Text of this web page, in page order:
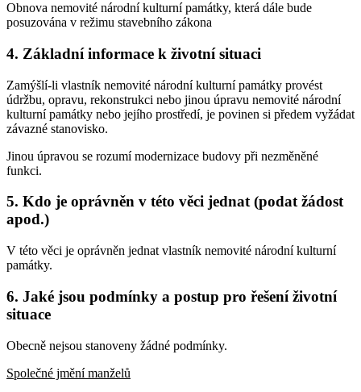
Obnova nemovité národní kulturní památky, která dále bude
posuzována v režimu stavebního zákona
4. Základní informace k životní situaci
Zamýšlí-li vlastník nemovité národní kulturní památky provést
údržbu, opravu, rekonstrukci nebo jinou úpravu nemovité národní
kulturní památky nebo jejího prostředí, je povinen si předem vyžádat
závazné stanovisko.
Jinou úpravou se rozumí modernizace budovy při nezměněné
funkci.
5. Kdo je oprávněn v této věci jednat (podat žádost
apod.)
V této věci je oprávněn jednat vlastník nemovité národní kulturní
památky.
6. Jaké jsou podmínky a postup pro řešení životní
situace
Obecně nejsou stanoveny žádné podmínky.
Společné jmění manželů